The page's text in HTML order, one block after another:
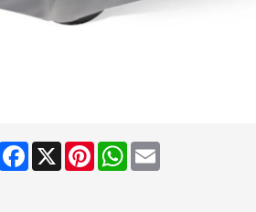
Facebook
X PinterestWhatsApp
Email